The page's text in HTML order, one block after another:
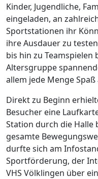
Kinder, Jugendliche,
eingeladen, an
Sportstationen ihr
ihre Ausdauer zu
bis hin zu
Altersgruppe
allem jede Menge
Direkt zu Beginn
Besucher eine
Station durch die Halle
gesamte
durfte sich am
Sportförderung, der
VHS Völklingen über